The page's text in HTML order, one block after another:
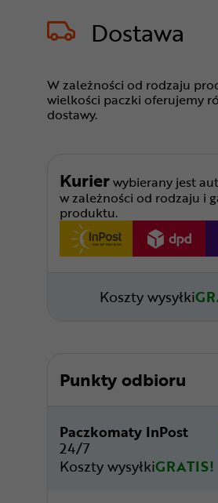
Dostawa
W zależności od rodzaju
wielkości paczki oferujemy
dostawy.
Kurierwybierany jest
w zależności od rodzaju i
produktu.
Koszty wysyłki
Punkty odbioru
Paczkomaty InPost
24/7
Koszty wysyłkiGRATIS!